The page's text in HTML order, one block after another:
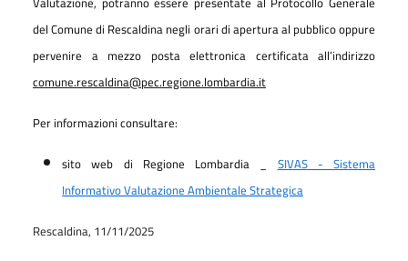
del Comune di Rescaldina negli orari di apertura al pubblico oppure
pervenire a mezzo posta elettronica certificata all’indirizzo
comune.rescaldina@pec.regione.lombardia.it
Per informazioni consultare:
sito web di Regione Lombardia _ SIVAS - Sistema
Informativo Valutazione Ambientale Strategica
Rescaldina, 11/11/2025